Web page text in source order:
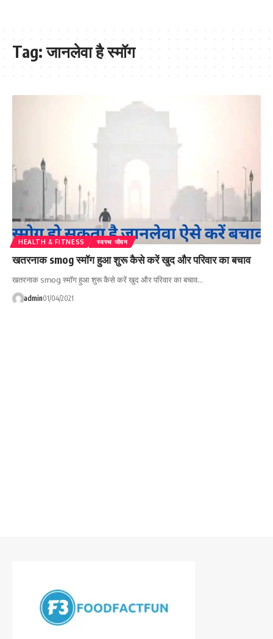
Tag:जानलेवा है स्मॉग
HEALTH & FITNESS स्वस्थ जीवन
खतरनाक smog स्मॉग हुआ शुरू कैसे करें खुद और परिवार का बचाव
खतरनाक smog स्मॉग हुआ शुरू कैसे करें खुद और परिवार का बचाव…
admin01/04/2021